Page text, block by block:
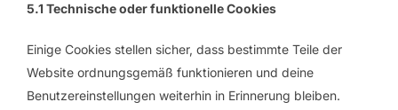
5.1 Technische oder funktionelle Cookies
Einige Cookies stellen sicher, dass bestimmte Teile der
Website ordnungsgemäß funktionieren und deine
Benutzereinstellungen weiterhin in Erinnerung bleiben.